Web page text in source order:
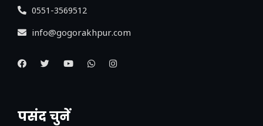
0551-3569512
info@gogorakhpur.com
पसंद चुनें